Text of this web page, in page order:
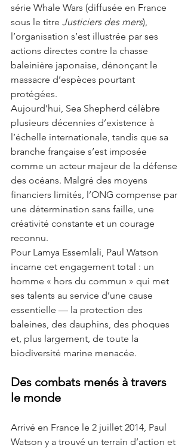
série Whale Wars (diffusée en France
sous le titre Justiciers des mers),
l’organisation s’est illustrée par ses
actions directes contre la chasse
baleinière japonaise, dénonçant le
massacre d’espèces pourtant
protégées.
Aujourd’hui, Sea Shepherd célèbre
plusieurs décennies d’existence à
l’échelle internationale, tandis que sa
branche française s’est imposée
comme un acteur majeur de la défense
des océans. Malgré des moyens
financiers limités, l’ONG compense par
une détermination sans faille, une
créativité constante et un courage
reconnu.
Pour Lamya Essemlali, Paul Watson
incarne cet engagement total : un
homme « hors du commun » qui met
ses talents au service d’une cause
essentielle — la protection des
baleines, des dauphins, des phoques
et, plus largement, de toute la
biodiversité marine menacée.
Des combats menés à travers
le monde
Arrivé en France le 2 juillet 2014, Paul
Watson y a trouvé un terrain d’action et